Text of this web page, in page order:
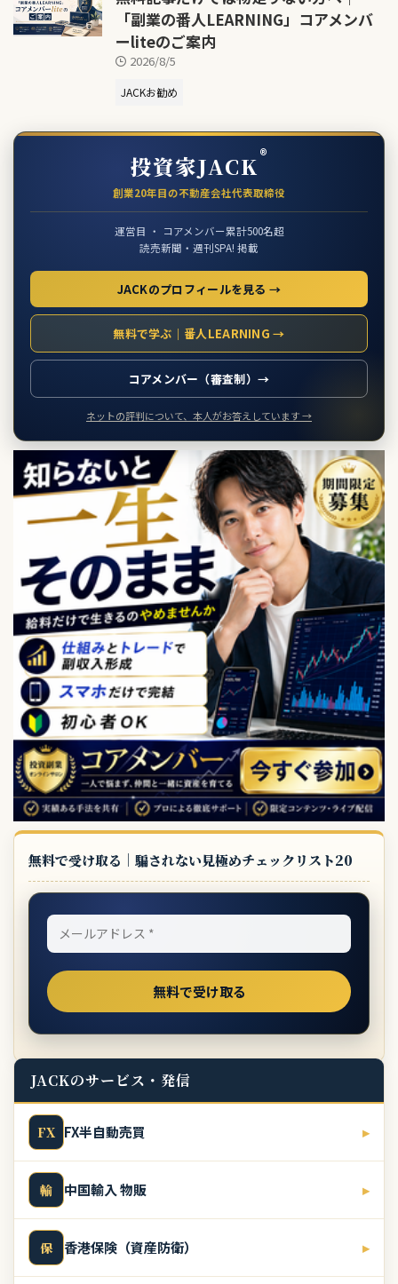
「副業の番人LEARNING」コアメンバ
ーliteのご案内
2026/8/5
JACKお勧め
投資家JACK®
創業20年目の不動産会社代表取締役
運営目 ・ コアメンバー累計500名超
読売新聞・週刊SPA! 掲載
JACKのプロフィールを見る →
無料で学ぶ｜番人LEARNING →
コアメンバー（審査制）→
ネットの評判について、本人がお答えしています →
無料で受け取る｜騙されない見極めチェックリスト20
JACKのサービス・発信
FX FX半自動売買 ▸
輸 中国輸入 物販 ▸
保 香港保険（資産防衛） ▸